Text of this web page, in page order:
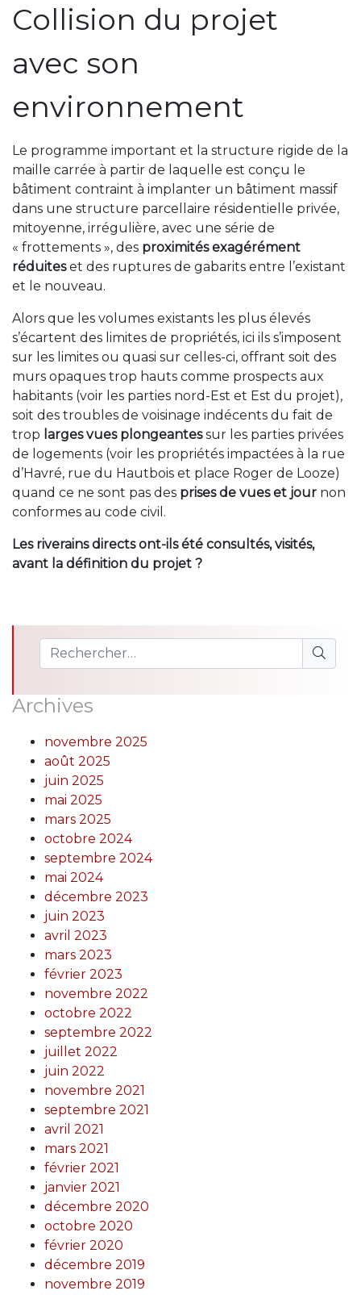
Collision du projet
avec son
environnement
Le programme important et la structure rigide de la
maille carrée à partir de laquelle est conçu le
bâtiment contraint à implanter un bâtiment massif
dans une structure parcellaire résidentielle privée,
mitoyenne, irrégulière, avec une série de
« frottements », des proximités exagérément
réduiteset des ruptures de gabarits entre l’existant
et le nouveau.
Alors que les volumes existants les plus élevés
s’écartent des limites de propriétés, ici ils s’imposent
sur les limites ou quasi sur celles-ci, offrant soit des
murs opaques trop hauts comme prospects aux
habitants (voir les parties nord-Est et Est du projet),
soit des troubles de voisinage indécents du fait de
trop larges vues plongeantessur les parties privées
de logements (voir les propriétés impactées à la rue
d’Havré, rue du Hautbois et place Roger de Looze)
quand ce ne sont pas des prises de vues et jour non
conformes au code civil.
Les riverains directs ont-ils été consultés, visités,
avant la définition du projet ?
Archives
novembre 2025
août 2025
juin 2025
mai 2025
mars 2025
octobre 2024
septembre 2024
mai 2024
décembre 2023
juin 2023
avril 2023
mars 2023
février 2023
novembre 2022
octobre 2022
septembre 2022
juillet 2022
juin 2022
novembre 2021
septembre 2021
avril 2021
mars 2021
février 2021
janvier 2021
décembre 2020
octobre 2020
février 2020
décembre 2019
novembre 2019